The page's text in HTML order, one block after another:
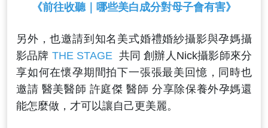
《前往收聽｜哪些美白成分對母子會有害》
另外，也邀請到知名美式婚禮婚紗攝影與孕媽攝
影品牌 THE STAGE 共同 創辦人Nick攝影師來分
享如何在懷孕期間拍下一張張最美回憶，同時也
邀請 醫美醫師 許庭傑 醫師 分享除保養外孕媽還
能怎麼做，才可以讓自己更美麗。